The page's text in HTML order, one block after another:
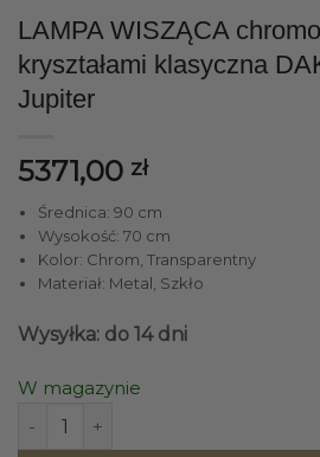
LAMPA WISZĄCA
kryształami klasyczna
Jupiter
5371,00 zł
Średnica: 90 cm
Wysokość: 70 cm
Kolor: Chrom, Transparentny
Materiał: Metal, Szkło
Wysyłka: do 14 dni
W magazynie
ilość LAMPA WISZĄCA